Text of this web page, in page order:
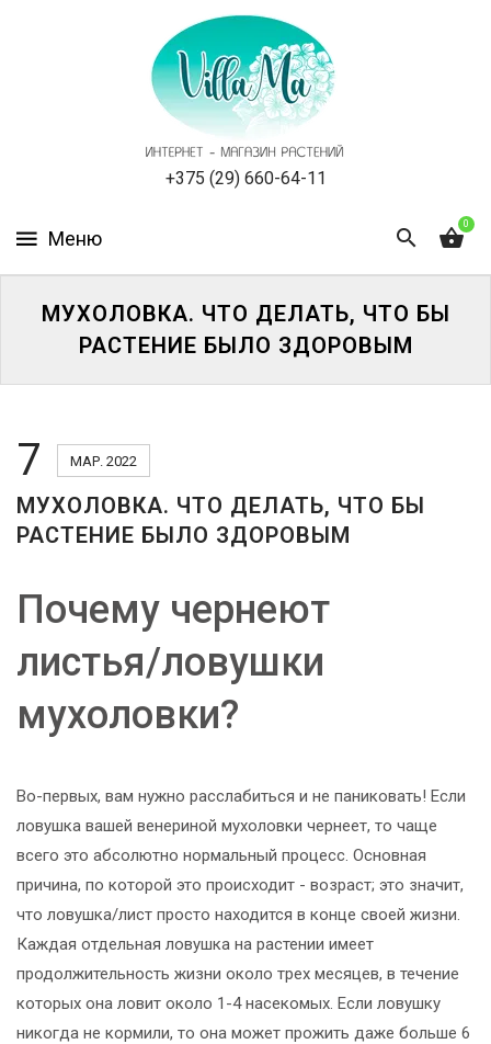
+375 (29) 660-64-11
0
НОВОСТИ,
АКЦИИ
ОТЗЫВЫ
ОДНОЛЕТНИЕ
-
2026!
ВОЙТИ
ЗАБЫЛИ
ПАРОЛЬ?
МУХОЛОВКА. ЧТО ДЕЛАТЬ, ЧТО БЫ
РАСТЕНИЕ БЫЛО ЗДОРОВЫМ
7 МАР. 2022
МУХОЛОВКА. ЧТО ДЕЛАТЬ, ЧТО БЫ
РАСТЕНИЕ БЫЛО ЗДОРОВЫМ
Почему чернеют
листья/ловушки
мухоловки?
Во-первых, вам нужно расслабиться и не паниковать! Если
ловушка вашей венериной мухоловки чернеет, то чаще
всего это абсолютно нормальный процесс. Основная
причина, по которой это происходит - возраст; это значит,
что ловушка/лист просто находится в конце своей жизни.
Каждая отдельная ловушка на растении имеет
продолжительность жизни около трех месяцев, в течение
которых она ловит около 1-4 насекомых. Если ловушку
никогда не кормили, то она может прожить даже больше 6